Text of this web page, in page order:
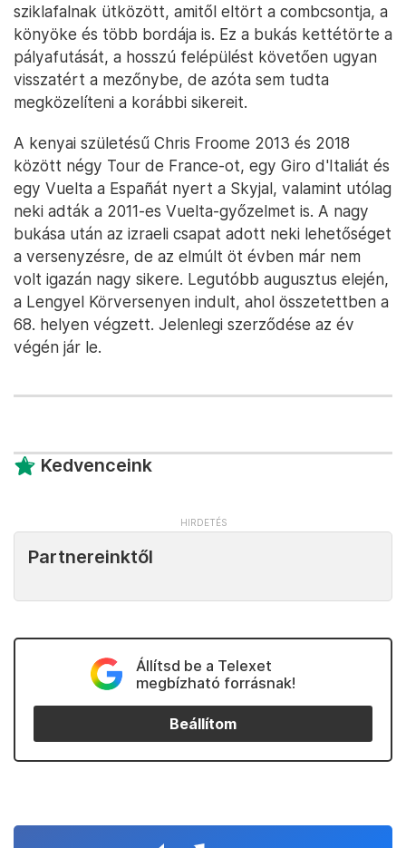
sziklafalnak ütközött, amitől eltört a combcsontja, a
könyöke és több bordája is. Ez a bukás kettétörte a
pályafutását, a hosszú felépülést követően ugyan
visszatért a mezőnybe, de azóta sem tudta
megközelíteni a korábbi sikereit.
A kenyai születésű Chris Froome 2013 és 2018
között négy Tour de France-ot, egy Giro d'Italiát és
egy Vuelta a Españát nyert a Skyjal, valamint utólag
neki adták a 2011-es Vuelta-győzelmet is. A nagy
bukása után az izraeli csapat adott neki lehetőséget
a versenyzésre, de az elmúlt öt évben már nem
volt igazán nagy sikere. Legutóbb augusztus elején,
a Lengyel Körversenyen indult, ahol összetettben a
68. helyen végzett. Jelenlegi szerződése az év
végén jár le.
Kedvenceink
Partnereinktől
Állítsd be a Telexet
megbízható forrásnak!
Beállítom